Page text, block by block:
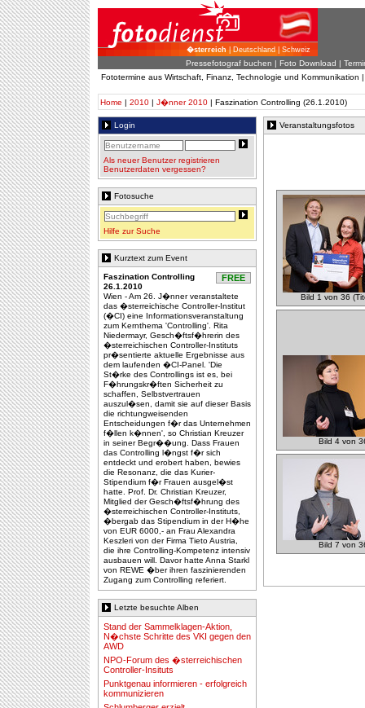
�sterreich| Deutschland | Schweiz
Pressefotograf buchen | Foto Download |
Fototermine aus Wirtschaft, Finanz, Technologie und Kommunikation
Home | 2010 | J�nner 2010 | Faszination Controlling (26.1.2010)
Login
Als neuer Benutzer registrieren
Benutzerdaten vergessen?
Fotosuche
Hilfe zur Suche
Kurztext zum Event
FREE
Faszination Controlling
26.1.2010
Wien - Am 26. J�nner veranstaltete
das �sterreichische Controller-Institut
(�CI) eine Informationsveranstaltung
zum Kernthema 'Controlling'. Rita
Niedermayr, Gesch�ftsf�hrerin des
�sterreichischen Controller-Instituts
pr�sentierte aktuelle Ergebnisse aus
dem laufenden �CI-Panel. 'Die
St�rke des Controllings ist es, bei
F�hrungskr�ften Sicherheit zu
schaffen, Selbstvertrauen
auszul�sen, damit sie auf dieser Basis
die richtungweisenden
Entscheidungen f�r das Unternehmen
f�llen k�nnen', so Christian Kreuzer
in seiner Begr��ung. Dass Frauen
das Controlling l�ngst f�r sich
entdeckt und erobert haben, bewies
die Resonanz, die das Kurier-
Stipendium f�r Frauen ausgel�st
hatte. Prof. Dr. Christian Kreuzer,
Mitglied der Gesch�ftsf�hrung des
�sterreichischen Controller-Instituts,
�bergab das Stipendium in der H�he
von EUR 6000,- an Frau Alexandra
Keszleri von der Firma Tieto Austria,
die ihre Controlling-Kompetenz intensiv
ausbauen will. Davor hatte Anna Starkl
von REWE �ber ihren faszinierenden
Zugang zum Controlling referiert.
Letzte besuchte Alben
Stand der Sammelklagen-Aktion,
N�chste Schritte des VKI gegen den
AWD
NPO-Forum des �sterreichischen
Controller-Insituts
Punktgenau informieren - erfolgreich
kommunizieren
Veranstaltungsfotos
Bild 1 von 36
Bild 4 von
Bild 7 von